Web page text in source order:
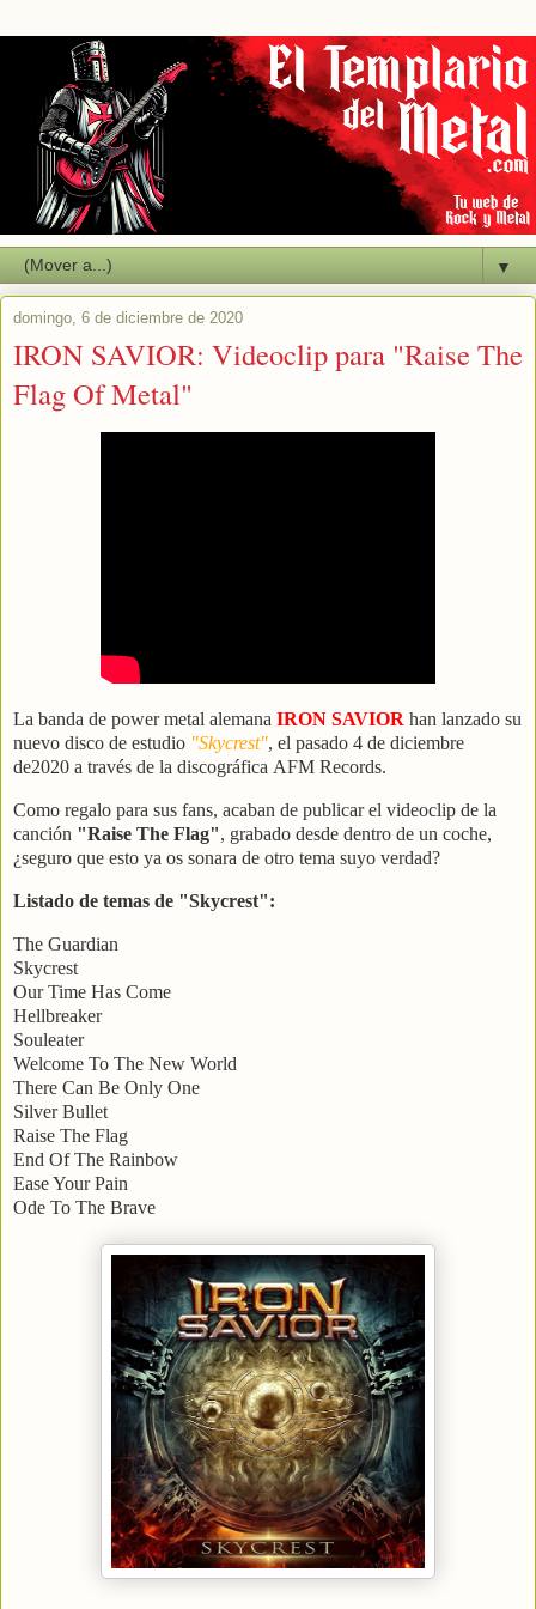
▼
domingo, 6 de diciembre de 2020
IRON SAVIOR: Videoclip para "Raise The
Flag Of Metal"
La banda de power metal alemana IRON SAVIOR han lanzado su
nuevo disco de estudio "Skycrest", el pasado 4 de diciembre
de2020 a través de la discográfica AFM Records.
Como regalo para sus fans, acaban de publicar el videoclip de la
canción "Raise The Flag", grabado desde dentro de un coche,
¿seguro que esto ya os sonara de otro tema suyo verdad?
Listado de temas de "Skycrest":
The Guardian
Skycrest
Our Time Has Come
Hellbreaker
Souleater
Welcome To The New World
There Can Be Only One
Silver Bullet
Raise The Flag
End Of The Rainbow
Ease Your Pain
Ode To The Brave